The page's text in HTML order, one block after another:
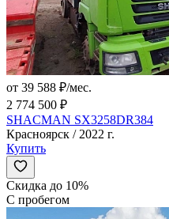
от 39 588 ₽/мес.
2 774 500 ₽
SHACMAN SX3258DR384
Красноярск / 2022 г.
Купить
Скидка до 10%
С пробегом